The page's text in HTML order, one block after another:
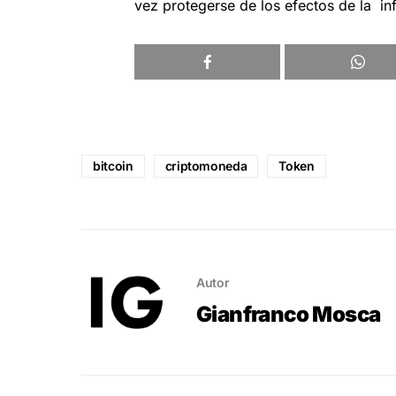
vez protegerse de los efectos de la
bitcoin criptomoneda Token
Autor
Gianfranco Mosca